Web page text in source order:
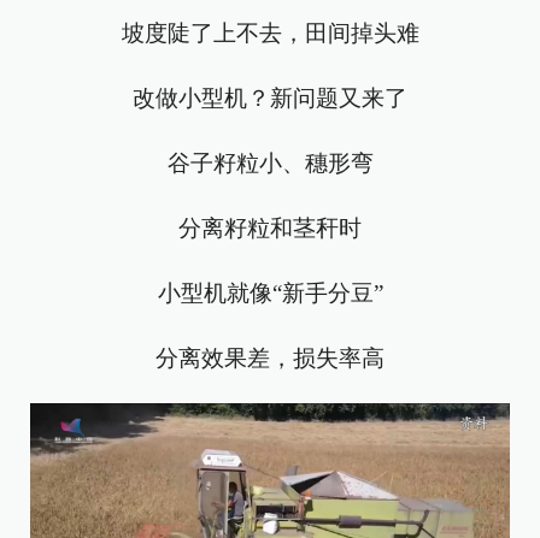
坡度陡了上不去，田间掉头难
改做小型机？新问题又来了
谷子籽粒小、穗形弯
分离籽粒和茎秆时
小型机就像“新手分豆”
分离效果差，损失率高